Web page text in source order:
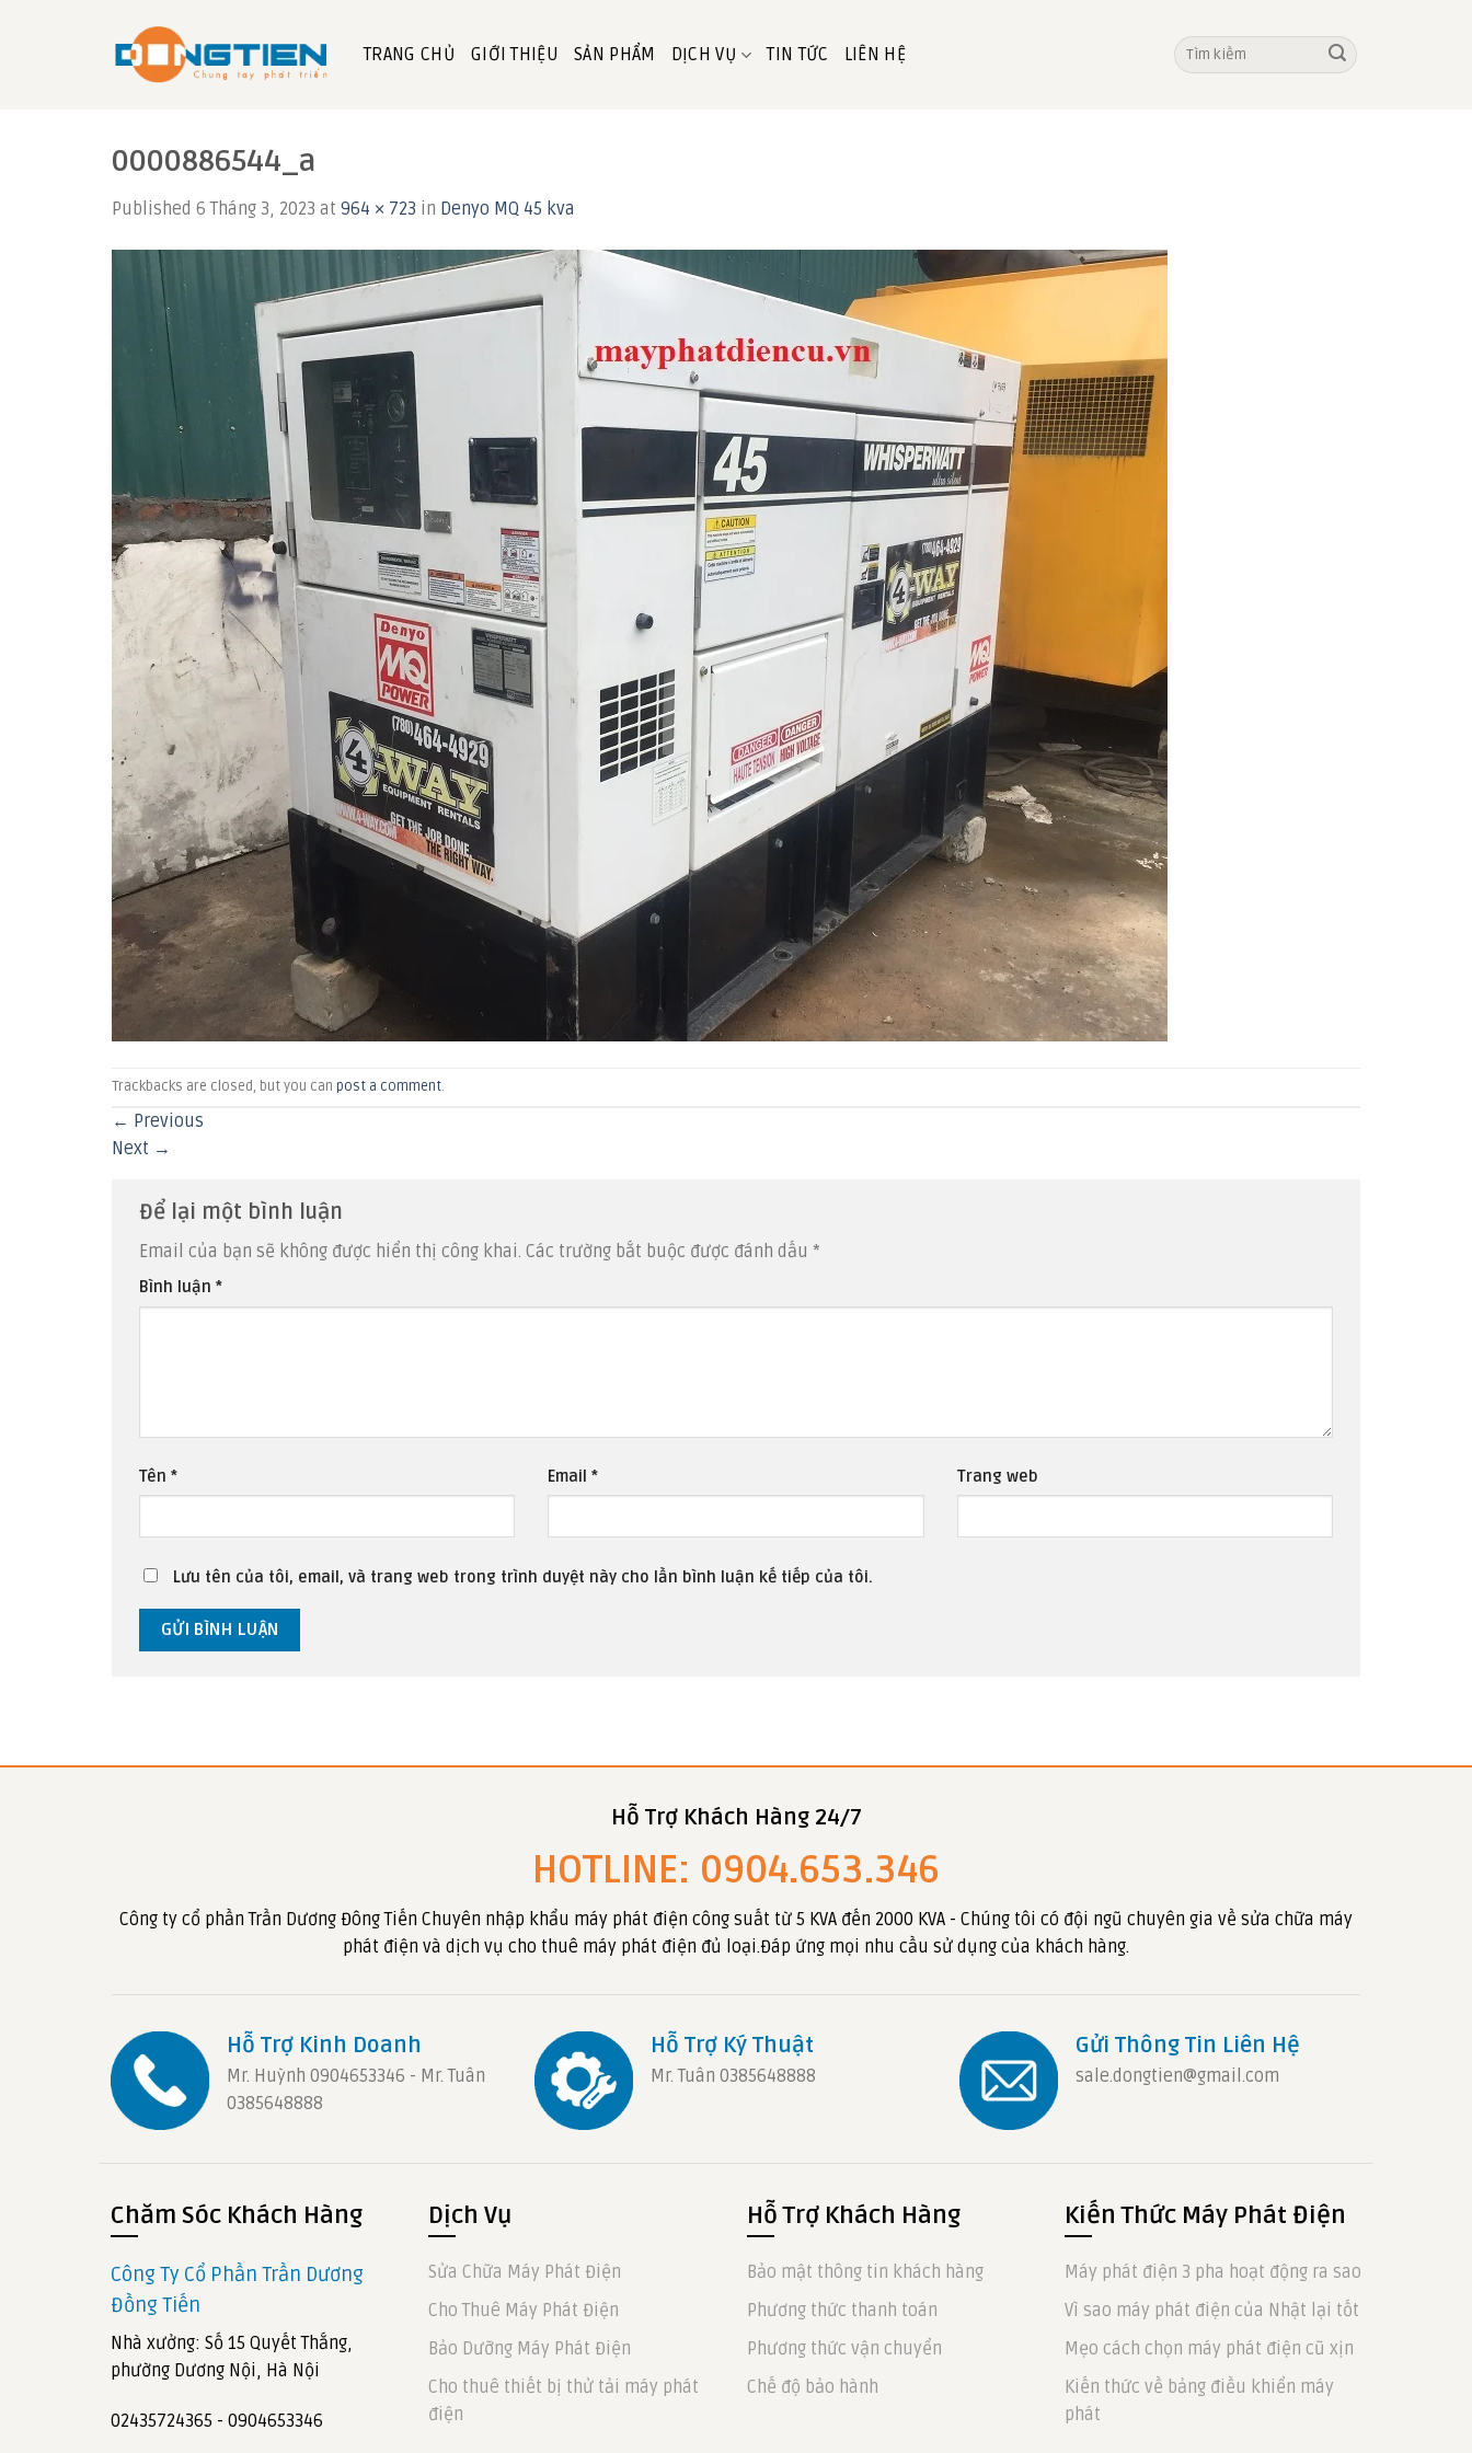
TRANG CHỦ GIỚI THIỆU SẢN PHẨM DỊCH VỤ TIN TỨC LIÊN HỆ
Tìm
kiếm:
0000886544_a
Published 6 Tháng 3, 2023 at 964 × 723 in Denyo MQ 45 kva
Trackbacks are closed, but you can post a comment.
← Previous
Next →
Để lại một bình luận
Email của bạn sẽ không được hiển thị công khai. Các trường bắt buộc được đánh dấu *
Bình luận *
Tên * Email* Trang web
Lưu tên của tôi, email, và trang web trong trình duyệt này cho lần bình luận kế tiếp của tôi.
Hỗ Trợ Khách Hàng 24/7
HOTLINE: 0904.653.346
Công ty cổ phần Trần Dương Đông Tiến Chuyên nhập khẩu máy phát điện công suất từ 5 KVA đến 2000 KVA - Chúng tôi có đội ngũ chuyên gia về sửa chữa máy
phát điện và dịch vụ cho thuê máy phát điện đủ loại.Đáp ứng mọi nhu cầu sử dụng của khách hàng.
Hỗ Trợ Kinh Doanh
Mr. Huỳnh 0904653346 - Mr. Tuân
0385648888
Hỗ Trợ Ký Thuật
Mr. Tuân 0385648888
Gửi Thông Tin Liên Hệ
sale.dongtien@gmail.com
Chăm Sóc Khách Hàng
Công Ty Cổ Phần Trần Dương
Đồng Tiến
Nhà xưởng: Số 15 Quyết Thắng,
phường Dương Nội, Hà Nội
02435724365 - 0904653346
Dịch Vụ
Sửa Chữa Máy Phát Điện
Cho Thuê Máy Phát Điện
Bảo Dưỡng Máy Phát Điện
Cho thuê thiết bị thử tải máy phát
điện
Hỗ Trợ Khách Hàng
Bảo mật thông tin khách hàng
Phương thức thanh toán
Phương thức vận chuyển
Chế độ bảo hành
Kiến Thức Máy Phát Điện
Máy phát điện 3 pha hoạt động ra sao
Vì sao máy phát điện của Nhật lại tốt
Mẹo cách chọn máy phát điện cũ xịn
Kiến thức về bảng điều khiển máy
phát